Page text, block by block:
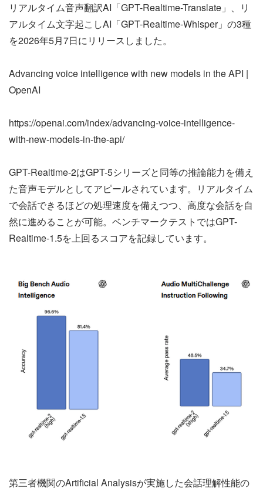
リアルタイム音声翻訳AI「GPT-Realtime-Translate」、リ
アルタイム文字起こしAI「GPT-Realtime-Whisper」の3種
を2026年5月7日にリリースしました。
Advancing voice intelligence with new models in the API |
OpenAI
https://openai.com/index/advancing-voice-intelligence-
with-new-models-in-the-api/
GPT-Realtime-2はGPT-5シリーズと同等の推論能力を備え
た音声モデルとしてアピールされています。リアルタイム
で会話できるほどの処理速度を備えつつ、高度な会話を自
然に進めることが可能。ベンチマークテストではGPT-
Realtime-1.5を上回るスコアを記録しています。
第三者機関のArtificial Analysisが実施した会話理解性能の